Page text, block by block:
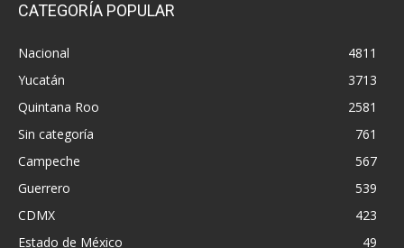
CATEGORÍA POPULAR
Nacional
4811
Yucatán
3713
Quintana Roo
2581
Sin categoría
761
Campeche
567
Guerrero
539
CDMX
423
Estado de México
49